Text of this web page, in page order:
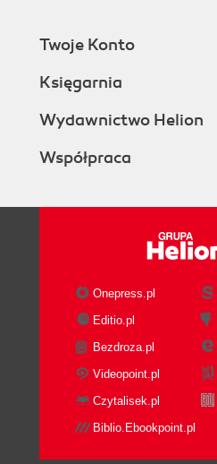
Twoje Konto
Księgarnia
Wydawnictwo Helion
Współpraca
Onepress.pl
Editio.pl
Bezdroza.pl
Videopoint.pl
Czytalisek.pl
Biblio.Ebookpoint.pl